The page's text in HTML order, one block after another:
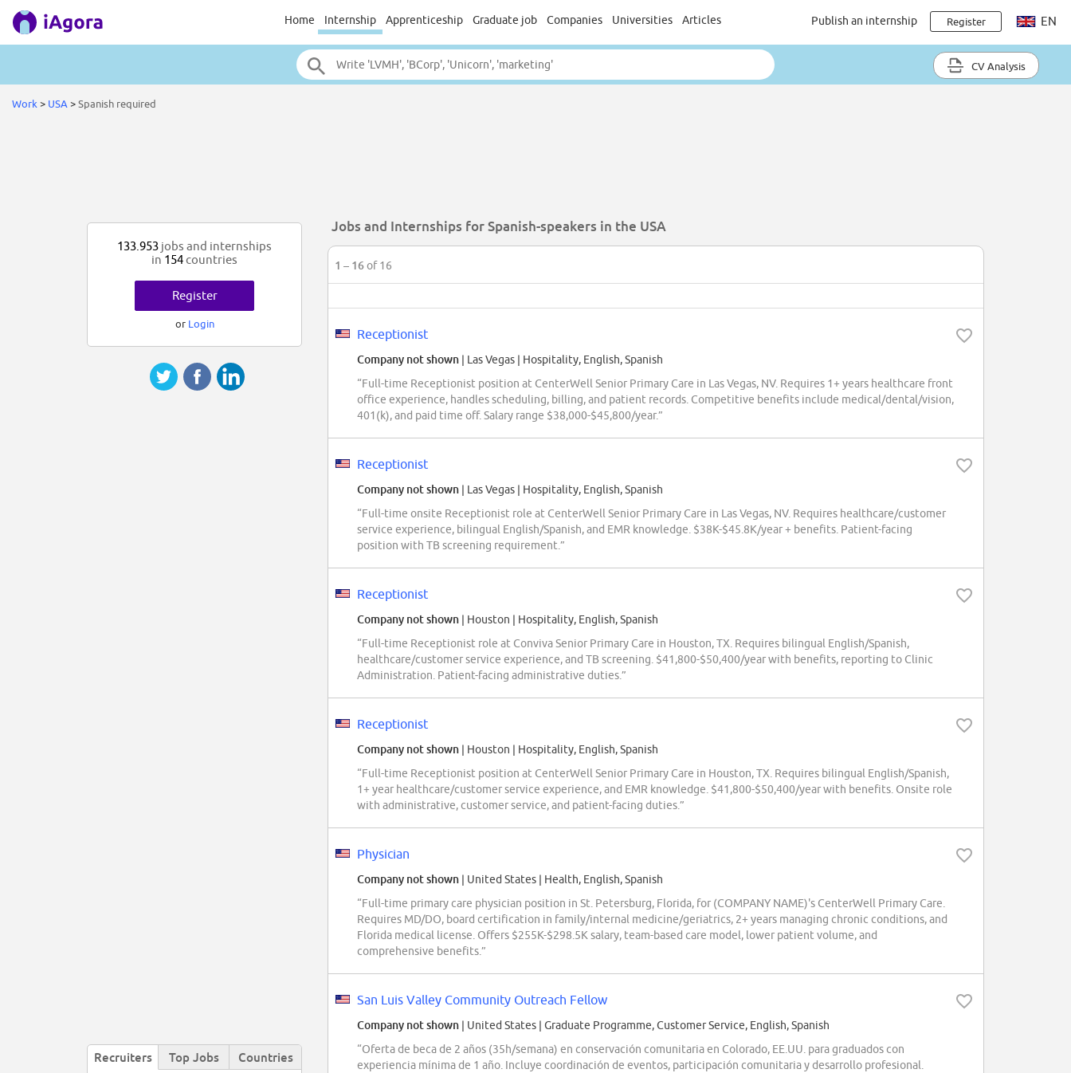
Home Internship Apprenticeship Graduate job Companies Universities Articles Publish an internship Register EN
CV Analysis
Work > USA >Spanish required
Jobs and Internships for Spanish-speakers in the USA
1 – 16of 16
Receptionist
Company not shown | Las Vegas | Hospitality, English, Spanish
“Full-time Receptionist position at CenterWell Senior Primary Care in Las Vegas, NV. Requires 1+ years healthcare front
office experience, handles scheduling, billing, and patient records. Competitive benefits include medical/dental/vision,
401(k), and paid time off. Salary range $38,000-$45,800/year.”
Receptionist
Company not shown | Las Vegas | Hospitality, English, Spanish
“Full-time onsite Receptionist role at CenterWell Senior Primary Care in Las Vegas, NV. Requires healthcare/customer
service experience, bilingual English/Spanish, and EMR knowledge. $38K-$45.8K/year + benefits. Patient-facing
position with TB screening requirement.”
Receptionist
Company not shown | Houston | Hospitality, English, Spanish
“Full-time Receptionist role at Conviva Senior Primary Care in Houston, TX. Requires bilingual English/Spanish,
healthcare/customer service experience, and TB screening. $41,800-$50,400/year with benefits, reporting to Clinic
Administration. Patient-facing administrative duties.”
Receptionist
Company not shown | Houston | Hospitality, English, Spanish
“Full-time Receptionist position at CenterWell Senior Primary Care in Houston, TX. Requires bilingual English/Spanish,
1+ year healthcare/customer service experience, and EMR knowledge. $41,800-$50,400/year with benefits. Onsite role
with administrative, customer service, and patient-facing duties.”
Physician
Company not shown | United States | Health, English, Spanish
“Full-time primary care physician position in St. Petersburg, Florida, for (COMPANY NAME)'s CenterWell Primary Care.
Requires MD/DO, board certification in family/internal medicine/geriatrics, 2+ years managing chronic conditions, and
Florida medical license. Offers $255K-$298.5K salary, team-based care model, lower patient volume, and
comprehensive benefits.”
San Luis Valley Community Outreach Fellow
Company not shown | United States | Graduate Programme, Customer Service, English, Spanish
“Oferta de beca de 2 años (35h/semana) en conservación comunitaria en Colorado, EE.UU. para graduados con
experiencia mínima de 1 año. Incluye coordinación de eventos, participación comunitaria y desarrollo profesional.
133.953 jobs and internships
in 154countries
Register
or Login
Recruiters Top Jobs Countries